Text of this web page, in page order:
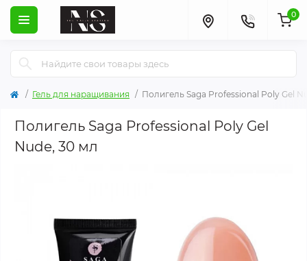
0
Гель для наращивания Полигель Saga Professional Poly Gel
Полигель Saga Professional Poly Gel
Nude, 30 мл